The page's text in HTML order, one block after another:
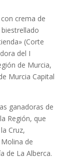
crema de
(Corte
del I
de Murcia,
Murcia Capital
ganadoras de
Región, que
Cruz,
de
de La Alberca.